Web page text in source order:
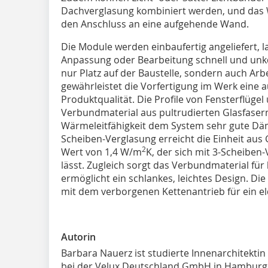
Dachverglasung kombiniert werden, und
den Anschluss an eine aufgehende Wand.
Die Module werden einbaufertig angeliefert,
Anpassung oder Bearbeitung schnell und
nur Platz auf der Baustelle, sondern auch
gewährleistet die Vorfertigung im Werk eine
Produktqualität. Die Profile von
Verbundmaterial aus pultrudierten
Wärmeleitfähigkeit dem System sehr gute
Scheiben-Verglasung erreicht die Einheit
Wert von 1,4 W/m2K, der sich mit 3-Scheiben-
lässt. Zugleich sorgt das Verbundmaterial
ermöglicht ein schlankes, leichtes Design.
mit dem verborgenen Kettenantrieb für ein
Autorin
Barbara Nauerz ist studierte